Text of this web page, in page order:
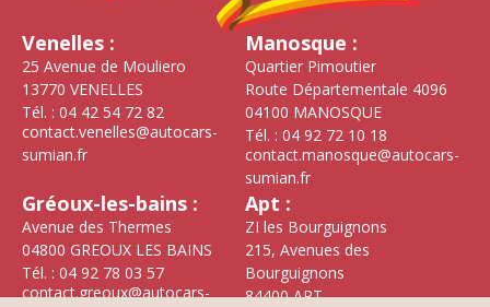
Venelles :
25 Avenue de Mouliero
13770 VENELLES
Tél. : 04 42 54 72 82
contact.venelles@autocars-
sumian.fr
Manosque :
Quartier Pimoutier
Route Départementale 4096
04100 MANOSQUE
Tél. : 04 92 72 10 18
contact.manosque@autocars-
sumian.fr
Gréoux-les-bains :
Avenue des Thermes
04800 GREOUX LES BAINS
Tél. : 04 92 78 03 57
contact.greoux@autocars-
Apt :
ZI les Bourguignons
215, Avenues des
Bourguignons
84400 APT